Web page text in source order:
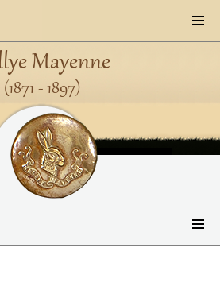
Mayenne
(1871 - 1897)